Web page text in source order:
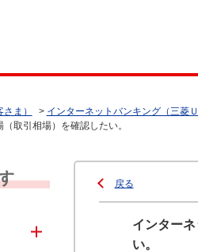
ま） > インターネットバンキング（三菱
取引相場）を確認したい。
戻る
インター
い。